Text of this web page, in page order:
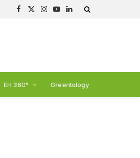
Facebook
X
Instagram
YouTubeLinkedIn
EH 360° Greentology